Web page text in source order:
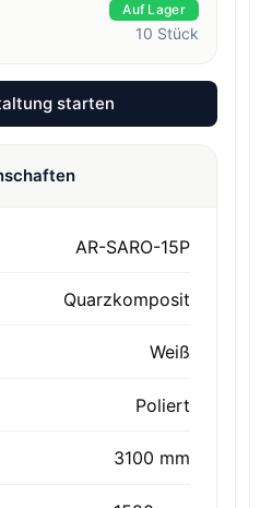
Auf Lager
10 Stück
starten
AR-SARO-15P
Quarzkomposit
Weiß
Poliert
3100 mm